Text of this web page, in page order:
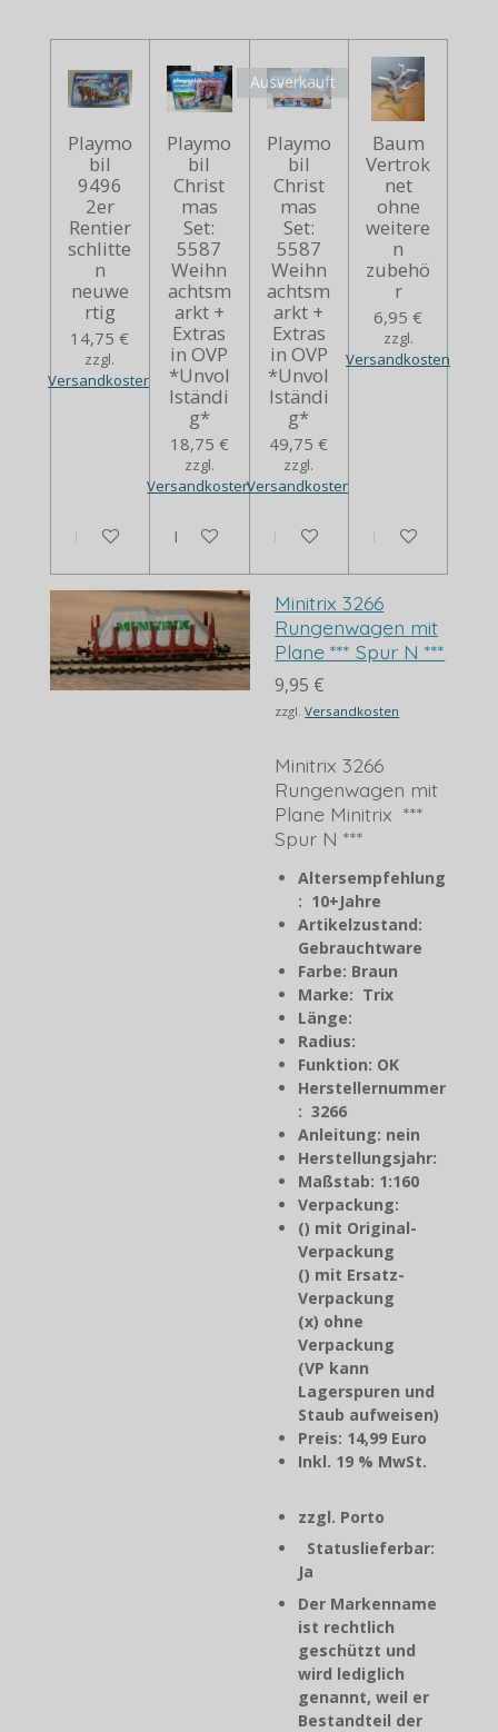
Playmo
bil
9496
2er
Rentier
schlitte
n
neuwe
rtig
14,75 €
zzgl.
Versandkosten
In den Warenkorb
Playmo
bil
Christ
mas
Set:
5587
Weihn
achtsm
arkt +
Extras
in OVP
*Unvol
lständi
g*
18,75 €
zzgl.
Versandkosten
In den Warenkorb
Ausverkauft
Playmo
bil
Christ
mas
Set:
5587
Weihn
achtsm
arkt +
Extras
in OVP
*Unvol
lständi
g*
49,75 €
zzgl.
Versandkosten
Bei Verfügbarkeit
Baum
Vertrok
net
ohne
weitere
n
zubehö
r
6,95 €
zzgl.
Versandkosten
In den
Minitrix 3266
Rungenwagen mit
Plane *** Spur N ***
9,95 €
zzgl.Versandkosten
Minitrix 3266
Rungenwagen mit
Plane Minitrix ***
Spur N ***
Altersempfehlung
: 10+Jahre
Artikelzustand:
Gebrauchtware
Farbe: Braun
Marke: Trix
Länge:
Radius:
Funktion: OK
Herstellernummer
: 3266
Anleitung: nein
Herstellungsjahr:
Maßstab: 1:160
Verpackung:
() mit Original-
Verpackung
() mit Ersatz-
Verpackung
(x) ohne
Verpackung
(VP kann
Lagerspuren und
Staub aufweisen)
Preis: 14,99 Euro
Inkl. 19 % MwSt.
zzgl. Porto
Statuslieferbar:
Ja
Der Markenname
ist rechtlich
geschützt und
wird lediglich
genannt, weil er
Bestandteil der